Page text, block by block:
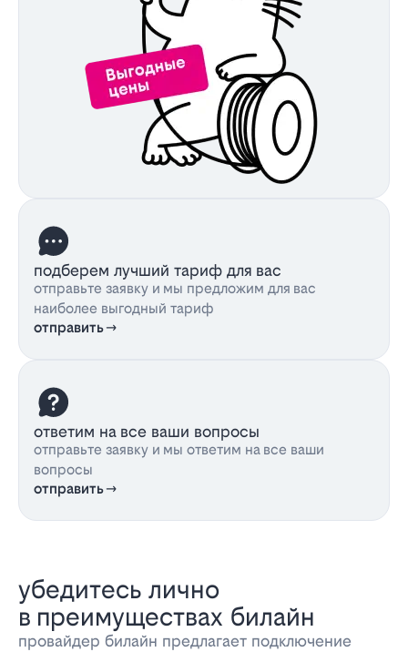
подберем лучший тариф для вас
отправьте заявку и мы предложим для вас
наиболее выгодный тариф
отправить
ответим на все ваши вопросы
отправьте заявку и мы ответим на все ваши
вопросы
отправить
убедитесь лично
в преимуществах билайн
провайдер билайн предлагает подключение